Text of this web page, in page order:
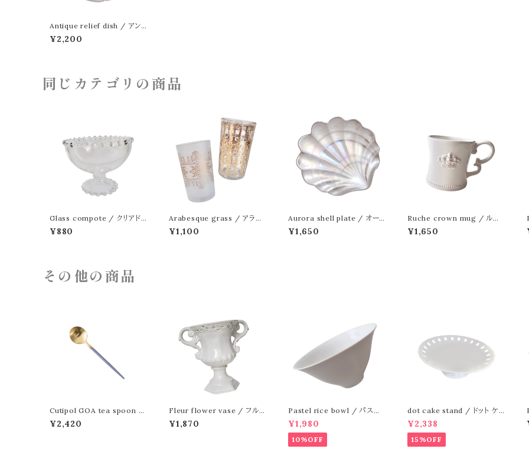
Antique relief dish / アン
ティーク レリーフ ディッシュ 2
2cm
¥2,200
同じカテゴリの商品
Glass compote / クリアドッ
ド ガラスコンポート
¥880
Arabesque grass / アラベ
スクグラス
¥1,100
Aurora shell plate / オー
ロラシェルプレート
¥1,650
Ruche crown mug / ルー
シュクラウン マグカップ
¥1,650
その他の商品
Cutipol GOA tea spoon /
クチポール ゴア ティースプー
ン ゴールド
¥2,420
Fleur flower vase / フルー
ルフラワーベース
¥1,870
Pastel rice bowl / パステ
ルライスボウル
¥1,980
10%OFF
dot cake stand / ドット ケ
ーキスタンド
¥2,338
15%OFF